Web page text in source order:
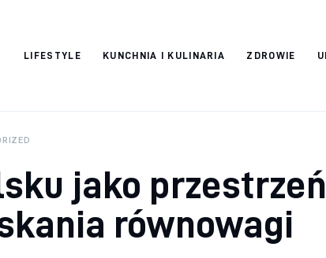
LIFESTYLE KUNCHNIA I KULINARIA ZDROWIE
jako
równowagi